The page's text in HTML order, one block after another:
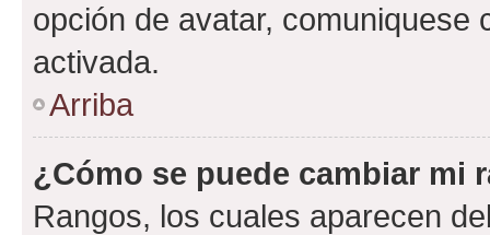
opción de avatar, comuniquese
activada.
Arriba
¿Cómo se puede cambiar mi
Rangos, los cuales aparecen